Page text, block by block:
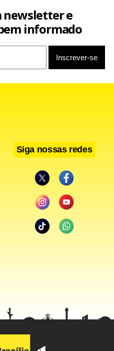
newsletter e
informado
Siga nossas redes